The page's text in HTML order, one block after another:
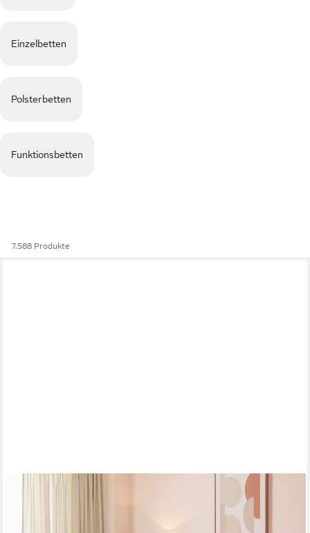
Einzelbetten
Polsterbetten
Funktionsbetten
7.588 Produkte
Polsterbett Bettgestell, Bettrahmen, Bett, modern, einfache
Montage, Kopfteil, klappbar Lattenrost, Hydrauliksystem, 160 x